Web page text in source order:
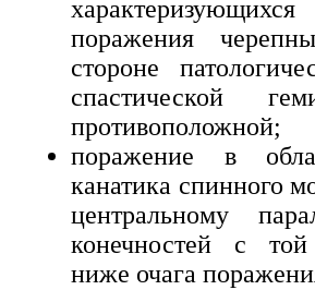
поражения
стороне
спастической
противоположной;
поражение в
канатика спинного
центральному
конечностей с
ниже очага